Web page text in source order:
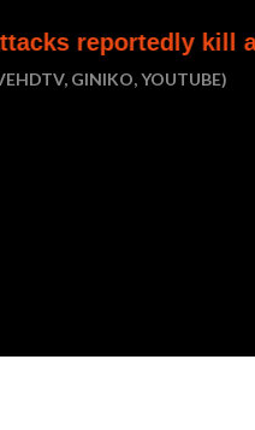
kill at least 30
GINIKO, YOUTUBE)